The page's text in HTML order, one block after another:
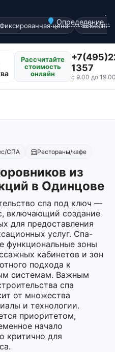
Определение...
.
Фиксированная цена
Рассчитайте
стоимость
онлайн
1357
с 9.00 до
СПА Рестораны/кафе
из
в Одинцове
спа под ключ —
включающий создание
для предоставления
услуг. Спа-
функциональные зоны
кабинетов и зон
подхода к
системам. Важным
спа
от множества
и технологии.
приоритетом,
начало
критично для